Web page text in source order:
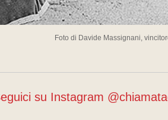
Foto di Davide Massignani,
su Instagram